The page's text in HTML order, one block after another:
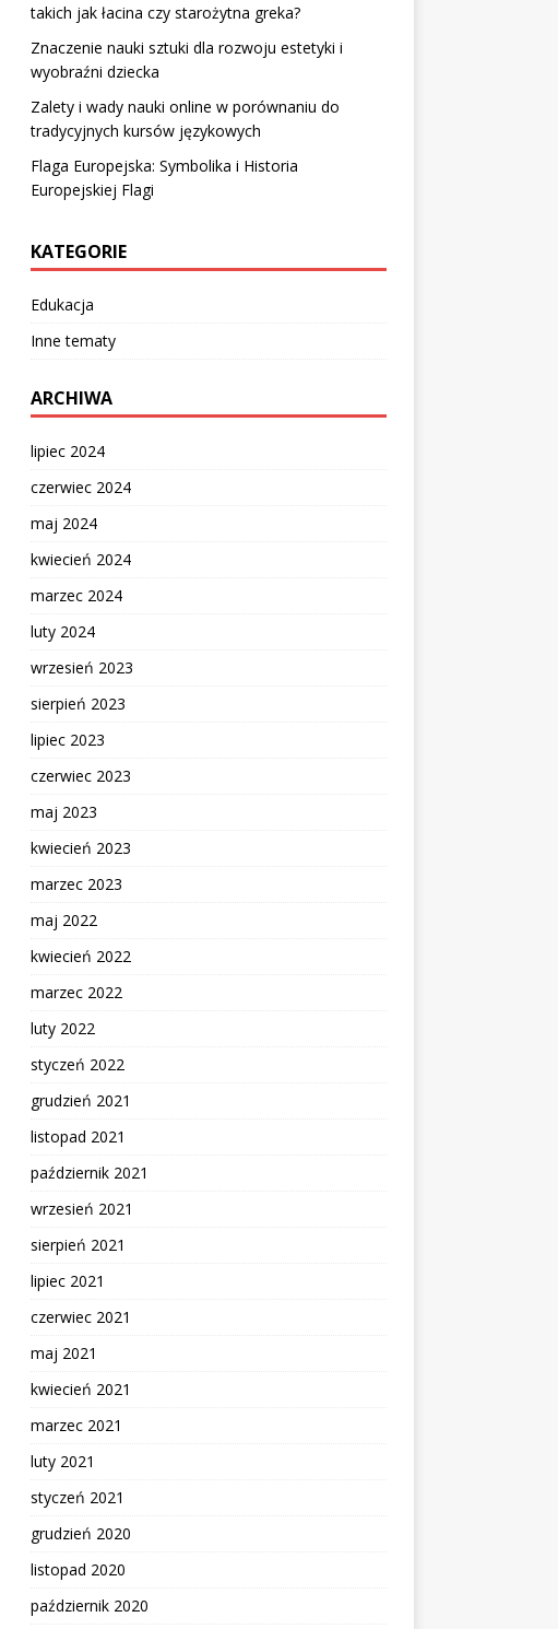
takich jak łacina czy starożytna greka?
Znaczenie nauki sztuki dla rozwoju estetyki i
wyobraźni dziecka
Zalety i wady nauki online w porównaniu do
tradycyjnych kursów językowych
Flaga Europejska: Symbolika i Historia
Europejskiej Flagi
KATEGORIE
Edukacja
Inne tematy
ARCHIWA
lipiec 2024
czerwiec 2024
maj 2024
kwiecień 2024
marzec 2024
luty 2024
wrzesień 2023
sierpień 2023
lipiec 2023
czerwiec 2023
maj 2023
kwiecień 2023
marzec 2023
maj 2022
kwiecień 2022
marzec 2022
luty 2022
styczeń 2022
grudzień 2021
listopad 2021
październik 2021
wrzesień 2021
sierpień 2021
lipiec 2021
czerwiec 2021
maj 2021
kwiecień 2021
marzec 2021
luty 2021
styczeń 2021
grudzień 2020
listopad 2020
październik 2020